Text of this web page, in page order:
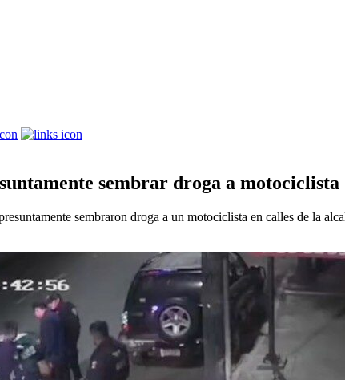
sembrar droga a motociclista
sembraron droga a un motociclista en calles de la